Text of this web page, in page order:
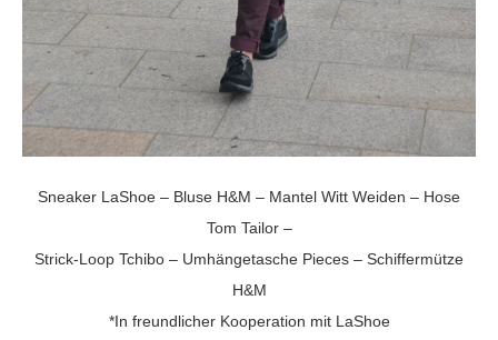
Sneaker LaShoe – Bluse H&M – Mantel Witt Weiden – Hose
Tom Tailor –
Strick-Loop Tchibo – Umhängetasche Pieces – Schiffermütze
H&M
*In freundlicher Kooperation mit LaShoe